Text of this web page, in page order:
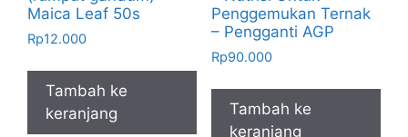
Maica Leaf 50s
Rp12.000
Tambah ke
keranjang
Penggemukan Ternak
– Pengganti AGP
Rp90.000
Tambah ke
keranjang